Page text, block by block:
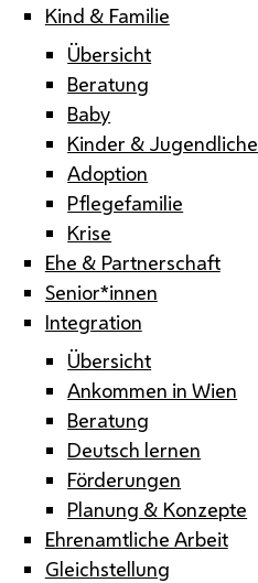
Kind & Familie
Übersicht
Beratung
Baby
Kinder & Jugendliche
Adoption
Pflegefamilie
Krise
Ehe & Partnerschaft
Senior*innen
Integration
Übersicht
Ankommen in Wien
Beratung
Deutsch lernen
Förderungen
Planung & Konzepte
Ehrenamtliche Arbeit
Gleichstellung